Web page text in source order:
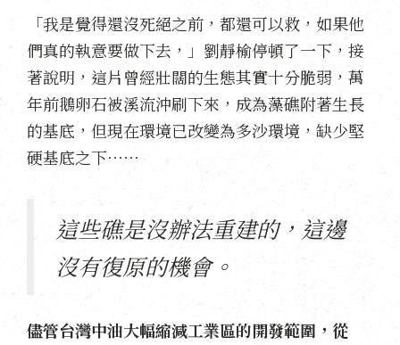
「我是覺得還沒死絕之前，都還可以救，如果他
們真的執意要做下去，」劉靜榆停頓了一下，接
著說明，這片曾經壯闊的生態其實十分脆弱，萬
年前鵝卵石被溪流沖刷下來，成為藻礁附著生長
的基底，但現在環境已改變為多沙環境，缺少堅
硬基底之下⋯⋯
這些礁是沒辦法重建的，這邊
沒有復原的機會。
儘管台灣中油大幅縮減工業區的開發範圍，從